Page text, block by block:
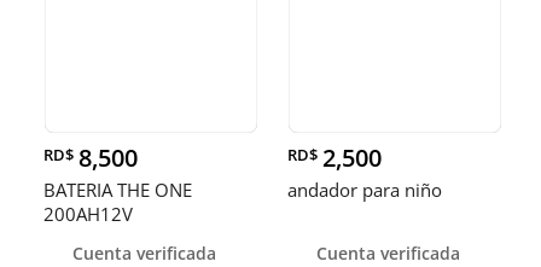
RD$ 8,500
BATERIA THE ONE
200AH12V
Cuenta verificada
RD$ 2,500
andador para niño
Cuenta verificada